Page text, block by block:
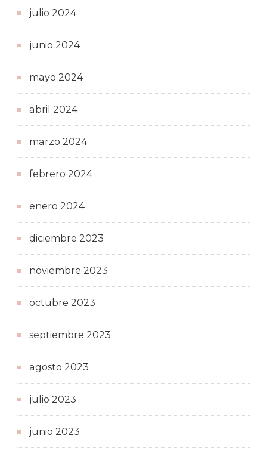
julio 2024
junio 2024
mayo 2024
abril 2024
marzo 2024
febrero 2024
enero 2024
diciembre 2023
noviembre 2023
octubre 2023
septiembre 2023
agosto 2023
julio 2023
junio 2023